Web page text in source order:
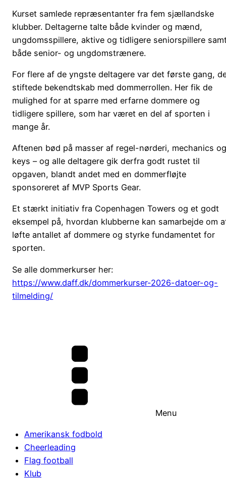
Kurset samlede repræsentanter fra fem sjællandske
klubber. Deltagerne talte både kvinder og mænd,
ungdomsspillere, aktive og tidligere seniorspillere
både senior- og ungdomstrænere.
For flere af de yngste deltagere var det første gang,
stiftede bekendtskab med dommerrollen. Her fik de
mulighed for at sparre med erfarne dommere og
tidligere spillere, som har været en del af sporten i
mange år.
Aftenen bød på masser af regel-nørderi, mechanics
keys – og alle deltagere gik derfra godt rustet til
opgaven, blandt andet med en dommerfløjte
sponsoreret af MVP Sports Gear.
Et stærkt initiativ fra Copenhagen Towers og et godt
eksempel på, hvordan klubberne kan samarbejde om
løfte antallet af dommere og styrke fundamentet for
sporten.
Se alle dommerkurser her:
https://www.daff.dk/dommerkurser-2026-datoer-og-
tilmelding/
Menu
Amerikansk fodbold
Cheerleading
Flag football
Klub